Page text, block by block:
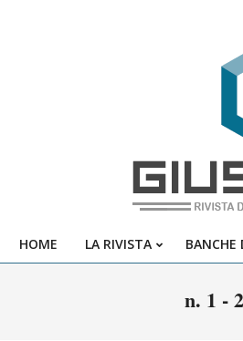
HOME LA RIVISTA BANCHE
n. 1 -